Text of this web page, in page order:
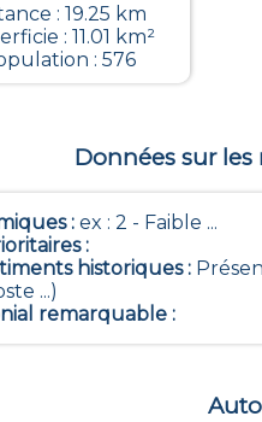
: 19.25 km
: 11.01 km²
: 576
Données sur
:ex : 2 - Faible ...
:
historiques:
...)
remarquable :